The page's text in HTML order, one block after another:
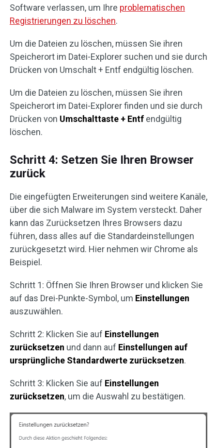
Software verlassen, um Ihre problematischen
Registrierungen zu löschen.
Um die Dateien zu löschen, müssen Sie ihren
Speicherort im Datei-Explorer suchen und sie durch
Drücken von Umschalt + Entf endgültig löschen.
Um die Dateien zu löschen, müssen Sie ihren
Speicherort im Datei-Explorer finden und sie durch
Drücken von Umschalttaste + Entf endgültig
löschen.
Schritt 4: Setzen Sie Ihren Browser
zurück
Die eingefügten Erweiterungen sind weitere Kanäle,
über die sich Malware im System versteckt. Daher
kann das Zurücksetzen Ihres Browsers dazu
führen, dass alles auf die Standardeinstellungen
zurückgesetzt wird. Hier nehmen wir Chrome als
Beispiel.
Schritt 1: Öffnen Sie Ihren Browser und klicken Sie
auf das Drei-Punkte-Symbol, um Einstellungen
auszuwählen.
Schritt 2: Klicken Sie auf Einstellungen
zurücksetzen und dann auf Einstellungen auf
ursprüngliche Standardwerte zurücksetzen.
Schritt 3: Klicken Sie auf Einstellungen
zurücksetzen, um die Auswahl zu bestätigen.